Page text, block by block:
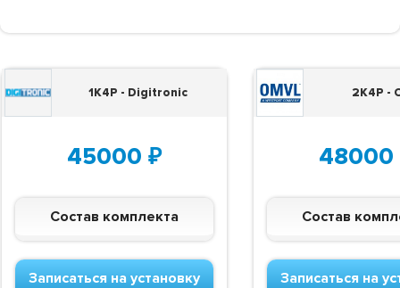
1K4P - Digitronic
45000 ₽
Состав комплекта
Записаться на установку
2K4P -
48000
Состав
Записаться на